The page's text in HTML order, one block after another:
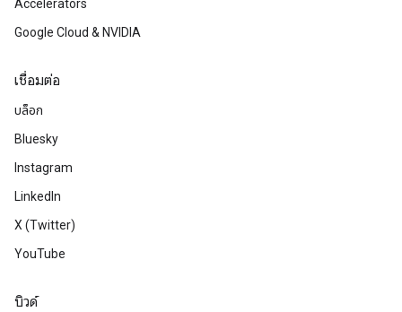
Accelerators
Google Cloud & NVIDIA
เชื่อมต่อ
บล็อก
Bluesky
Instagram
LinkedIn
X (Twitter)
YouTube
บิวด์